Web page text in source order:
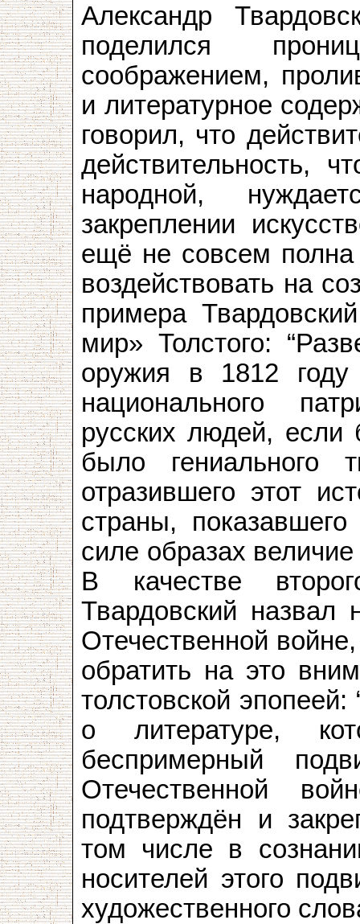
Александр
поделился
соображением,
и литературное
говорил, что
действительность,
народной,
закреплении
ещё не совсем
воздействовать на
примера
мир» Толстого:
оружия в 1812
национального
русских людей,
было гениального
отразившего этот
страны,
силе образах величие
В качестве
Твардовский назвал
Отечественной
обратить на это
толстовской
о литературе,
беспримерный
Отечественной
подтверждён и
том числе в
носителей этого
художественного